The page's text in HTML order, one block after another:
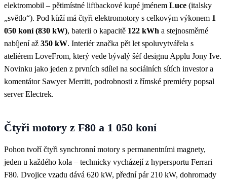
elektromobil – pětimístné liftbackové kupé jménem Luce (italsky
„světlo“). Pod kůží má čtyři elektromotory s celkovým výkonem 1
050 koní (830 kW), baterii o kapacitě 122 kWh a stejnosměrné
nabíjení až 350 kW. Interiér značka pět let spoluvytvářela s
ateliérem LoveFrom, který vede bývalý šéf designu Applu Jony Ive.
Novinku jako jeden z prvních sdílel na sociálních sítích investor a
komentátor Sawyer Merritt, podrobnosti z římské premiéry popsal
server Electrek.
Čtyři motory z F80 a 1 050 koní
Pohon tvoří čtyři synchronní motory s permanentními magnety,
jeden u každého kola – technicky vycházejí z hypersportu Ferrari
F80. Dvojice vzadu dává 620 kW, přední pár 210 kW, dohromady